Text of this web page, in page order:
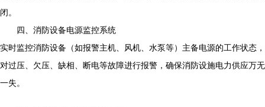
闭。
四、消防设备电源监控系统
实时监控消防设备（如报警主机、风机、水泵等）主备电源的工作状态，
对过压、欠压、缺相、断电等故障进行报警，确保消防设施电力供应万无
一失。